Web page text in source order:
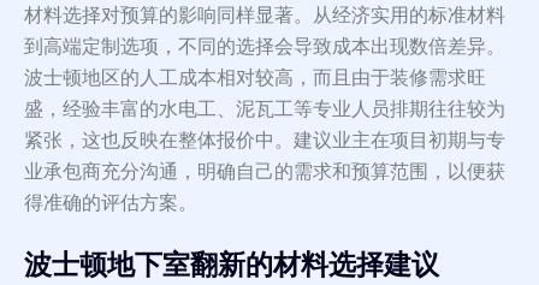
材料选择对预算的影响同样显著。从经济实用的标准材料
到高端定制选项，不同的选择会导致成本出现数倍差异。
波士顿地区的人工成本相对较高，而且由于装修需求旺
盛，经验丰富的水电工、泥瓦工等专业人员排期往往较为
紧张，这也反映在整体报价中。建议业主在项目初期与专
业承包商充分沟通，明确自己的需求和预算范围，以便获
得准确的评估方案。
波士顿地下室翻新的材料选择建议